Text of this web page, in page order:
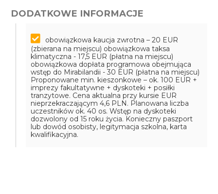
DODATKOWE INFORMACJE
obowiązkowa kaucja zwrotna – 20 EUR
(zbierana na miejscu) obowiązkowa taksa
klimatyczna - 17,5 EUR (płatna na miejscu)
obowiązkowa dopłata programowa obejmująca
wstęp do Mirabilandii - 30 EUR (płatna na miejscu)
Proponowane min. kieszonkowe – ok. 100 EUR +
imprezy fakultatywne + dyskoteki + posiłki
tranzytowe. Cena aktualna przy kursie EUR
nieprzekraczającym 4,6 PLN. Planowana liczba
uczestników ok. 40 os. Wstęp na dyskoteki
dozwolony od 15 roku życia. Konieczny paszport
lub dowód osobisty, legitymacja szkolna, karta
kwalifikacyjna.